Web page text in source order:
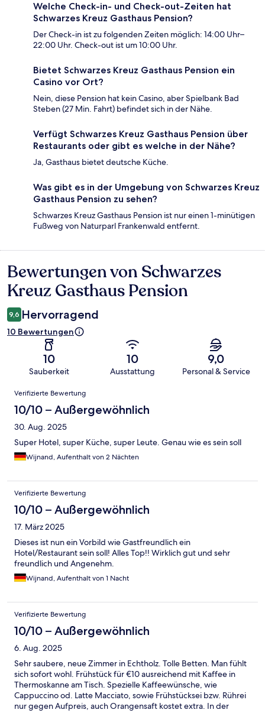
Welche Check-in- und Check-out-Zeiten hat
Schwarzes Kreuz Gasthaus Pension?
Der Check-in ist zu folgenden Zeiten möglich: 14:00 Uhr–
22:00 Uhr. Check-out ist um 10:00 Uhr.
Bietet Schwarzes Kreuz Gasthaus Pension ein
Casino vor Ort?
Nein, diese Pension hat kein Casino, aber Spielbank Bad
Steben (27 Min. Fahrt) befindet sich in der Nähe.
Verfügt Schwarzes Kreuz Gasthaus Pension über
Restaurants oder gibt es welche in der Nähe?
Ja, Gasthaus bietet deutsche Küche.
Was gibt es in der Umgebung von Schwarzes Kreuz
Gasthaus Pension zu sehen?
Schwarzes Kreuz Gasthaus Pension ist nur einen 1-minütigen
Fußweg von Naturparl Frankenwald entfernt.
Bewertungen
Bewertungen von Schwarzes
Kreuz Gasthaus Pension
9,6 Hervorragend
10 Bewertungen
10
Sauberkeit
10
Ausstattung
9,0
Personal & Service
Bewertungen
Verifizierte Bewertung
10/10 – Außergewöhnlich
30. Aug. 2025
Super Hotel, super Küche, super Leute. Genau wie es sein soll
Wijnand, Aufenthalt von 2 Nächten
Verifizierte Bewertung
10/10 – Außergewöhnlich
17. März 2025
Dieses ist nun ein Vorbild wie Gastfreundlich ein
Hotel/Restaurant sein soll! Alles Top!! Wirklich gut und sehr
freundlich und Angenehm.
Wijnand, Aufenthalt von 1 Nacht
Verifizierte Bewertung
10/10 – Außergewöhnlich
6. Aug. 2025
Sehr saubere, neue Zimmer in Echtholz. Tolle Betten. Man fühlt
sich sofort wohl. Frühstück für €10 ausreichend mit Kaffee in
Thermoskanne am Tisch. Spezielle Kaffeewünsche, wie
Cappuccino od. Latte Macciato, sowie Frühstücksei bzw. Rührei
nur gegen Aufpreis, auch Orangensaft kostet extra. In der